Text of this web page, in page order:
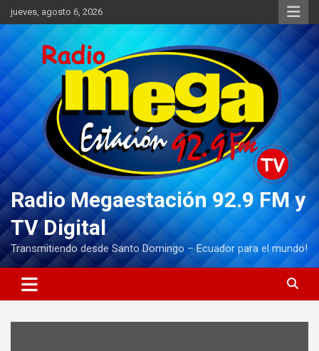
Saltar
al
contenido
jueves, agosto 6, 2026
Radio Megaestación 92.9 FM y
TV Digital
Transmitiendo desde Santo Domingo – Ecuador para el mundo!